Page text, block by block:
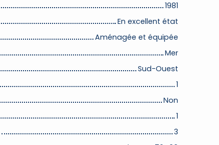
1981
En excellent état
Aménagée et équipée
Mer
Sud-Ouest
1
Non
1
3